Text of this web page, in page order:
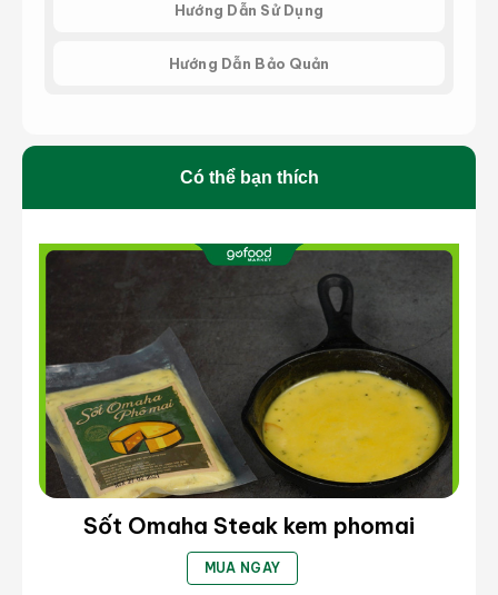
Hướng Dẫn Sử Dụng
Hướng Dẫn Bảo Quản
Có thể bạn thích
Sốt Omaha Steak kem phomai
MUA NGAY